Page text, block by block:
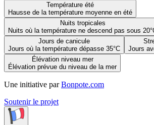
Température été
Hausse de la température moyenne en été
Nuits tropicales
Nuits où la température ne descend pas sous
Jours de canicule
Jours où la température dépasse 35°C
Jours
Élévation niveau mer
Élévation prévue du niveau de la mer
Une initiative par Bonpote.com
Soutenir le projet